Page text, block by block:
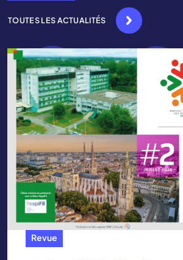
TOUTES LES ACTUALITÉS
Revue